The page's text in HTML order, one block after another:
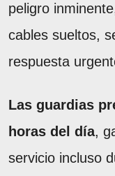
peligro
cables sueltos,
respuesta
Las guardias
horas del día,
servicio incluso